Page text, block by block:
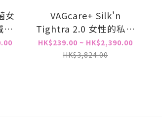
女
道
VAGcare+ Silk'n
Tightra 2.0 女性的私密
處儀器 專用凝膠
HK$239.00 ~ HK$2,390.00
HK$3,824.00